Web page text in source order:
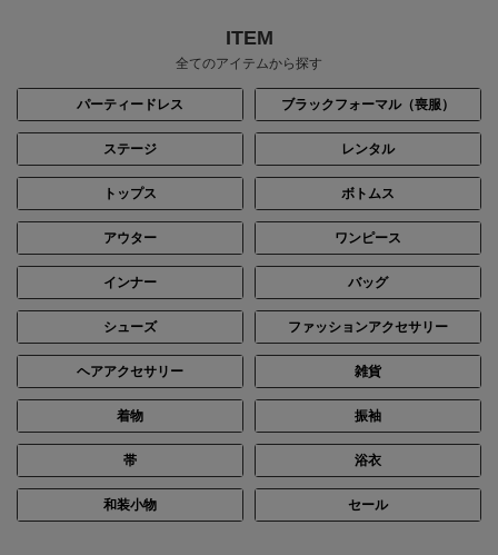
ITEM
全てのアイテムから探す
パーティードレス ブラックフォーマル（喪服）
ステージ レンタル
トップス ボトムス
アウター ワンピース
インナー バッグ
シューズ ファッションアクセサリー
ヘアアクセサリー 雑貨
着物 振袖
帯 浴衣
和装小物 セール